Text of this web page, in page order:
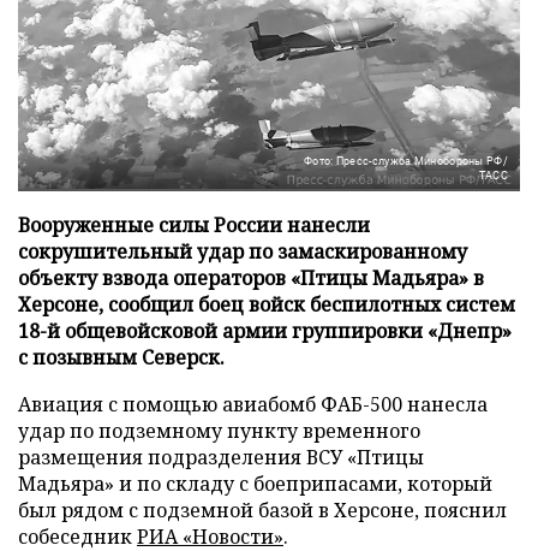
Фото: Пресс-служба Минобороны РФ/
ТАСС
Вооруженные силы России нанесли
сокрушительный удар по замаскированному
объекту взвода операторов «Птицы Мадьяра» в
Херсоне, сообщил боец войск беспилотных систем
18-й общевойсковой армии группировки «Днепр»
с позывным Северск.
Авиация с помощью авиабомб ФАБ-500 нанесла
удар по подземному пункту временного
размещения подразделения ВСУ «Птицы
Мадьяра» и по складу с боеприпасами, который
был рядом с подземной базой в Херсоне, пояснил
собеседникРИА «Новости».